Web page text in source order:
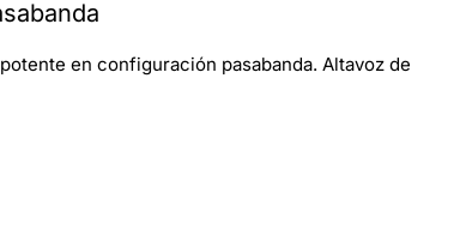
en configuración pasabanda. Altavoz de